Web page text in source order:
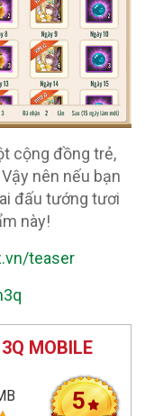
cộng đồng trẻ,
nên nếu bạn
đấu tướng tươi
này!
teaser
MOBILE
5